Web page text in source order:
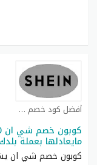
أفضل كود خصم شي ان كوبون
مايعادلها بعملة بلدك
كوبون خصم شي ان